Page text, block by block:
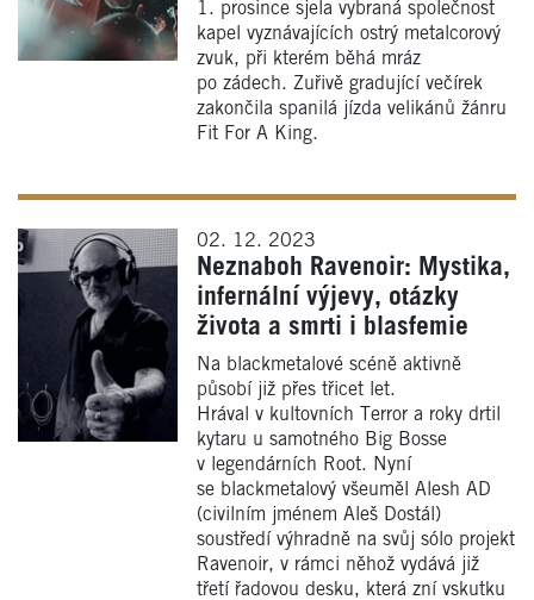
1. prosince sjela vybraná společnost
kapel vyznávajících ostrý metalcorový
zvuk, při kterém běhá mráz
po zádech. Zuřivě gradující večírek
zakončila spanilá jízda velikánů žánru
Fit For A King.
02. 12. 2023
Neznaboh Ravenoir: Mystika,
infernální výjevy, otázky
života a smrti i blasfemie
Na blackmetalové scéně aktivně
působí již přes třicet let.
Hrával v kultovních Terror a roky drtil
kytaru u samotného Big Bosse
v legendárních Root. Nyní
se blackmetalový všeuměl Alesh AD
(civilním jménem Aleš Dostál)
soustředí výhradně na svůj sólo projekt
Ravenoir, v rámci něhož vydává již
třetí řadovou desku, která zní vskutku